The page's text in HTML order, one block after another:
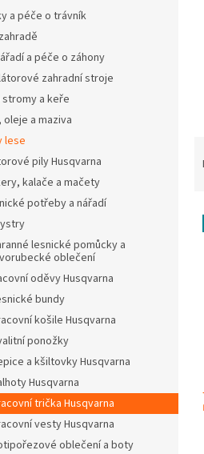
a péče o trávník
a péče o záhony
zahradní stroje
a keře
oleje a maziva
lese
pily Husqvarna
kalače a mačety
potřeby a nářadí
lesnické pomůcky a
oblečení
oděvy Husqvarna
bundy
košile Husqvarna
ponožky
a kšiltovky Husqvarna
Husqvarna
trička Husqvarna
vesty Husqvarna
oblečení a boty
nV